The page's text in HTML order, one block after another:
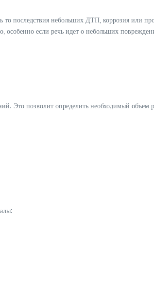
последствия небольших ДТП‚ коррозия или
если речь идет о небольших
Это позволит определить необходимый объем